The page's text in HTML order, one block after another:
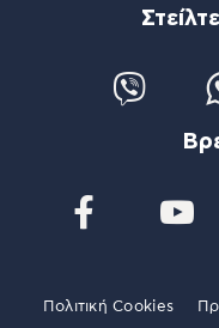
Πολιτική Cookies